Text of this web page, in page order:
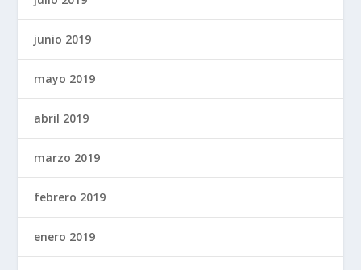
junio 2019
mayo 2019
abril 2019
marzo 2019
febrero 2019
enero 2019